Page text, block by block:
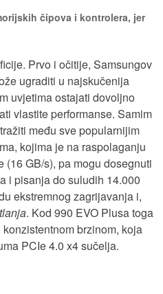
čipova i kontrolera, jer
Prvo i očitije, Samsungov
ugraditi u najskučenija
uvjetima ostajati dovoljno
vlastite performanse. Samim
među sve popularnijim
kojima je na raspolaganju
GB/s), pa mogu dosegnuti
i pisanja do suludih 14.000
ekstremnog zagrijavanja i,
. Kod 990 EVO Plusa toga
brzinom, koja
PCIe 4.0 x4 sučelja.